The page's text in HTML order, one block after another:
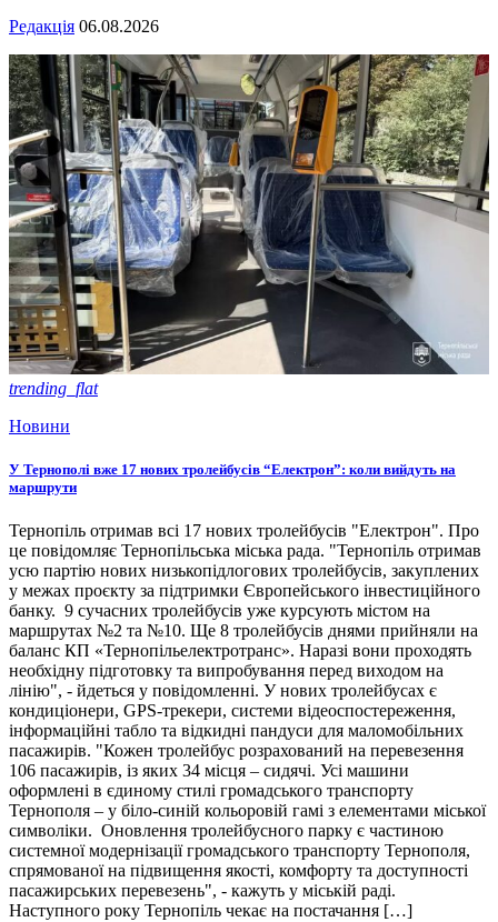
Редакція 06.08.2026
trending_flat
Новини
У Тернополі вже 17 нових тролейбусів “Електрон”: коли вийдуть на
маршрути
Тернопіль отримав всі 17 нових тролейбусів "Електрон". Про
це повідомляє Тернопільська міська рада. "Тернопіль отримав
усю партію нових низькопідлогових тролейбусів, закуплених
у межах проєкту за підтримки Європейського інвестиційного
банку. 9 сучасних тролейбусів уже курсують містом на
маршрутах №2 та №10. Ще 8 тролейбусів днями прийняли на
баланс КП «Тернопільелектротранс». Наразі вони проходять
необхідну підготовку та випробування перед виходом на
лінію", - йдеться у повідомленні. У нових тролейбусах є
кондиціонери, GPS-трекери, системи відеоспостереження,
інформаційні табло та відкидні пандуси для маломобільних
пасажирів. "Кожен тролейбус розрахований на перевезення
106 пасажирів, із яких 34 місця – сидячі. Усі машини
оформлені в єдиному стилі громадського транспорту
Тернополя – у біло-синій кольоровій гамі з елементами міської
символіки. Оновлення тролейбусного парку є частиною
системної модернізації громадського транспорту Тернополя,
спрямованої на підвищення якості, комфорту та доступності
пасажирських перевезень", - кажуть у міській раді.
Наступного року Тернопіль чекає на постачання […]